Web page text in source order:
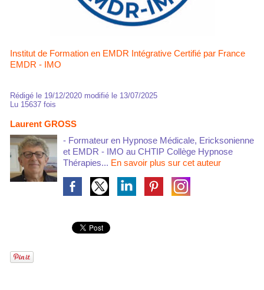
Institut de Formation en EMDR Intégrative Certifié par France
EMDR - IMO
Rédigé le 19/12/2020 modifié le 13/07/2025
Lu 15637 fois
Laurent GROSS
- Formateur en Hypnose Médicale, Ericksonienne
et EMDR - IMO au CHTIP Collège Hypnose
Thérapies... En savoir plus sur cet auteur